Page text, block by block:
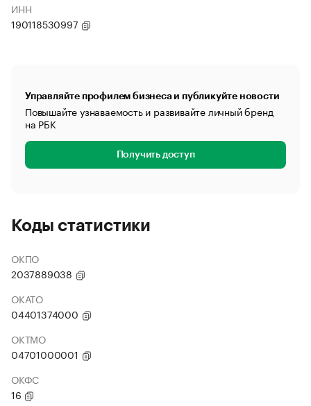
ИНН
190118530997
Управляйте профилем бизнеса и публикуйте новости
Повышайте узнаваемость и развивайте личный бренд
на РБК
Получить доступ
Коды статистики
ОКПО
2037889038
ОКАТО
04401374000
ОКТМО
04701000001
ОКФС
16